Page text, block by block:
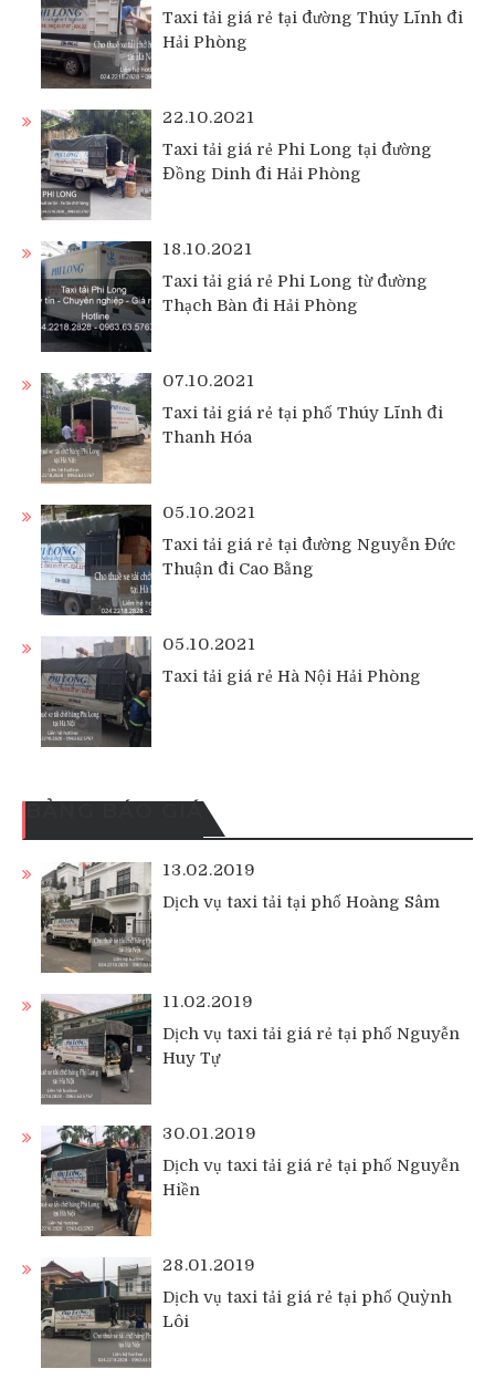
Taxi tải giá rẻ tại đường Thúy Lĩnh đi
Hải Phòng
22.10.2021
Taxi tải giá rẻ Phi Long tại đường
Đồng Dinh đi Hải Phòng
18.10.2021
Taxi tải giá rẻ Phi Long từ đường
Thạch Bàn đi Hải Phòng
07.10.2021
Taxi tải giá rẻ tại phố Thúy Lĩnh đi
Thanh Hóa
05.10.2021
Taxi tải giá rẻ tại đường Nguyễn Đức
Thuận đi Cao Bằng
05.10.2021
Taxi tải giá rẻ Hà Nội Hải Phòng
BẢNG BÁO GIÁ
13.02.2019
Dịch vụ taxi tải tại phố Hoàng Sâm
11.02.2019
Dịch vụ taxi tải giá rẻ tại phố Nguyễn
Huy Tự
30.01.2019
Dịch vụ taxi tải giá rẻ tại phố Nguyễn
Hiền
28.01.2019
Dịch vụ taxi tải giá rẻ tại phố Quỳnh
Lôi